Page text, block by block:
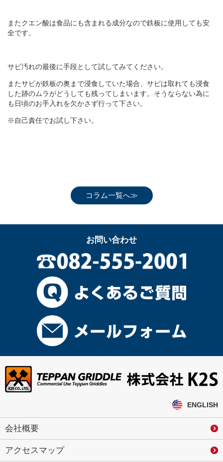
またクエン酸は食品にも含まれる成分なので鉄板に使用しても安
全です。
サビ汚れの最後に手段として試してみてください。
またサビが鉄板の奥まで浸食していた場合、サビは取れても浸食
した跡のムラがどうしても残ってしまいます。そうならない為に
も日頃のお手入れを欠かさず行って下さい。
※自己責任でお試し下さい。
コラム一覧へ≫
お問い合わせ
ENGLISH
会社概要
アクセスマップ